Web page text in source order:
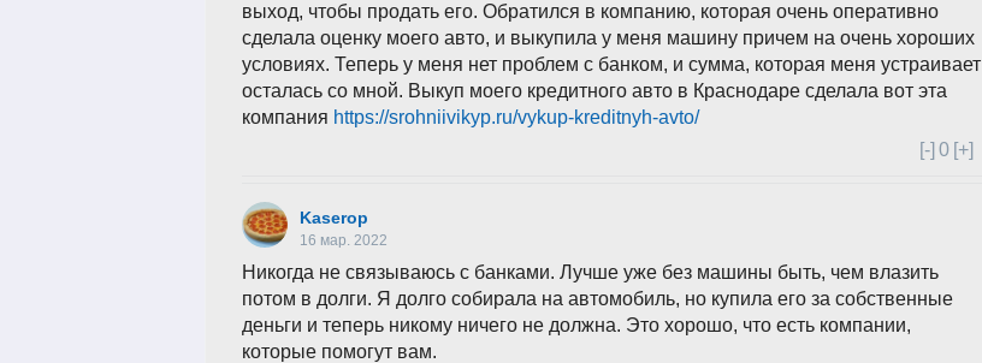
выход, чтобы продать его. Обратился в компанию, которая очень оперативно
сделала оценку моего авто, и выкупила у меня машину причем на очень хороших
условиях. Теперь у меня нет проблем с банком, и сумма, которая меня устраивает
осталась со мной. Выкуп моего кредитного авто в Краснодаре сделала вот эта
компания https://srohniivikyp.ru/vykup-kreditnyh-avto/
[-] 0 [+]
Kaserop
16 мар. 2022
Никогда не связываюсь с банками. Лучше уже без машины быть, чем влазить
потом в долги. Я долго собирала на автомобиль, но купила его за собственные
деньги и теперь никому ничего не должна. Это хорошо, что есть компании,
которые помогут вам.